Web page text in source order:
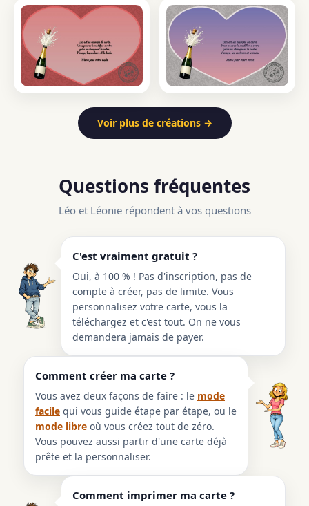
Voir plus de créations →
Questions fréquentes
Léo et Léonie répondent à vos questions
C'est vraiment gratuit ?
Oui, à 100 % ! Pas d'inscription, pas de
compte à créer, pas de limite. Vous
personnalisez votre carte, vous la
téléchargez et c'est tout. On ne vous
demandera jamais de payer.
Comment créer ma carte ?
Vous avez deux façons de faire : le mode
facile qui vous guide étape par étape, ou le
mode libre où vous créez tout de zéro.
Vous pouvez aussi partir d'une carte déjà
prête et la personnaliser.
Comment imprimer ma carte ?